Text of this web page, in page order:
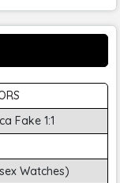
Fake 1:1
Watches)